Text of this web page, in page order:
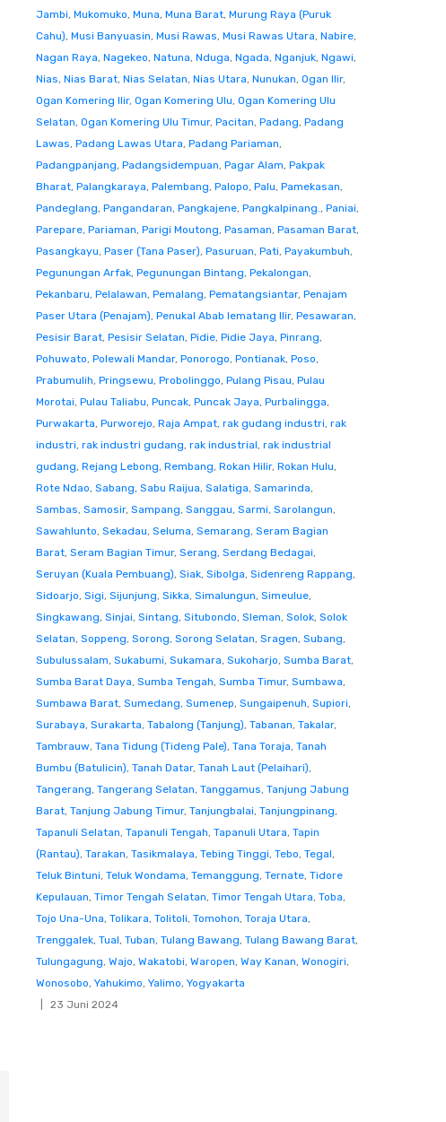
Jambi, Mukomuko, Muna, Muna Barat, Murung Raya (Puruk
Cahu), Musi Banyuasin, Musi Rawas, Musi Rawas Utara, Nabire,
Nagan Raya, Nagekeo, Natuna, Nduga, Ngada, Nganjuk, Ngawi,
Nias, Nias Barat, Nias Selatan, Nias Utara, Nunukan, Ogan Ilir,
Ogan Komering Ilir, Ogan Komering Ulu, Ogan Komering Ulu
Selatan, Ogan Komering Ulu Timur, Pacitan, Padang, Padang
Lawas, Padang Lawas Utara, Padang Pariaman,
Padangpanjang, Padangsidempuan, Pagar Alam, Pakpak
Bharat, Palangkaraya, Palembang, Palopo, Palu, Pamekasan,
Pandeglang, Pangandaran, Pangkajene, Pangkalpinang., Paniai,
Parepare, Pariaman, Parigi Moutong, Pasaman, Pasaman Barat,
Pasangkayu, Paser (Tana Paser), Pasuruan, Pati, Payakumbuh,
Pegunungan Arfak, Pegunungan Bintang, Pekalongan,
Pekanbaru, Pelalawan, Pemalang, Pematangsiantar, Penajam
Paser Utara (Penajam), Penukal Abab lematang Ilir, Pesawaran,
Pesisir Barat, Pesisir Selatan, Pidie, Pidie Jaya, Pinrang,
Pohuwato, Polewali Mandar, Ponorogo, Pontianak, Poso,
Prabumulih, Pringsewu, Probolinggo, Pulang Pisau, Pulau
Morotai, Pulau Taliabu, Puncak, Puncak Jaya, Purbalingga,
Purwakarta, Purworejo, Raja Ampat, rak gudang industri, rak
industri, rak industri gudang, rak industrial, rak industrial
gudang, Rejang Lebong, Rembang, Rokan Hilir, Rokan Hulu,
Rote Ndao, Sabang, Sabu Raijua, Salatiga, Samarinda,
Sambas, Samosir, Sampang, Sanggau, Sarmi, Sarolangun,
Sawahlunto, Sekadau, Seluma, Semarang, Seram Bagian
Barat, Seram Bagian Timur, Serang, Serdang Bedagai,
Seruyan (Kuala Pembuang), Siak, Sibolga, Sidenreng Rappang,
Sidoarjo, Sigi, Sijunjung, Sikka, Simalungun, Simeulue,
Singkawang, Sinjai, Sintang, Situbondo, Sleman, Solok, Solok
Selatan, Soppeng, Sorong, Sorong Selatan, Sragen, Subang,
Subulussalam, Sukabumi, Sukamara, Sukoharjo, Sumba Barat,
Sumba Barat Daya, Sumba Tengah, Sumba Timur, Sumbawa,
Sumbawa Barat, Sumedang, Sumenep, Sungaipenuh, Supiori,
Surabaya, Surakarta, Tabalong (Tanjung), Tabanan, Takalar,
Tambrauw, Tana Tidung (Tideng Pale), Tana Toraja, Tanah
Bumbu (Batulicin), Tanah Datar, Tanah Laut (Pelaihari),
Tangerang, Tangerang Selatan, Tanggamus, Tanjung Jabung
Barat, Tanjung Jabung Timur, Tanjungbalai, Tanjungpinang,
Tapanuli Selatan, Tapanuli Tengah, Tapanuli Utara, Tapin
(Rantau), Tarakan, Tasikmalaya, Tebing Tinggi, Tebo, Tegal,
Teluk Bintuni, Teluk Wondama, Temanggung, Ternate, Tidore
Kepulauan, Timor Tengah Selatan, Timor Tengah Utara, Toba,
Tojo Una-Una, Tolikara, Tolitoli, Tomohon, Toraja Utara,
Trenggalek, Tual, Tuban, Tulang Bawang, Tulang Bawang Barat,
Tulungagung, Wajo, Wakatobi, Waropen, Way Kanan, Wonogiri,
Wonosobo, Yahukimo, Yalimo, Yogyakarta
23 Juni 2024